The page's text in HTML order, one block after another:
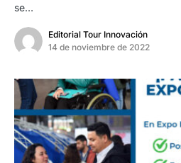
se…
Editorial Tour Innovación
14 de noviembre de 2022